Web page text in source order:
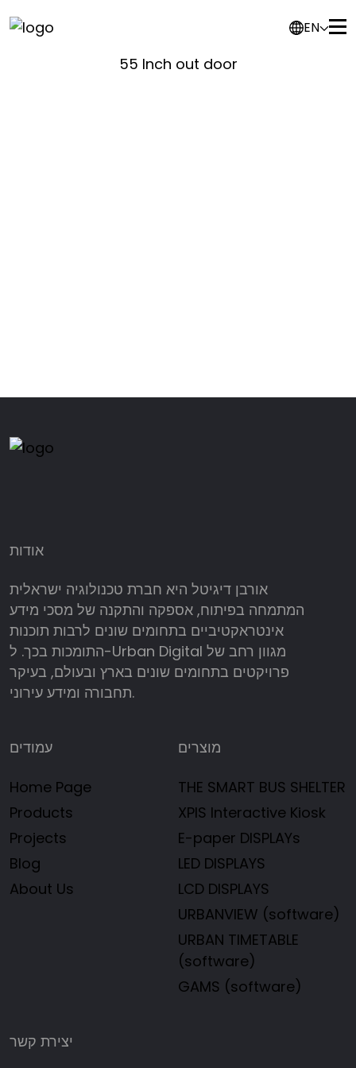
EN
49INCH OUTDOOR INSIDE STATION
55 Inch out door
אודות
אורבן דיגיטל היא חברת טכנולוגיה ישראלית
המתמחה בפיתוח, אספקה והתקנה של מסכי מידע
אינטראקטיביים בתחומים שונים לרבות תוכנות
התומכות בכך. ל-Urban Digital מגוון רחב של
פרויקטים בתחומים שונים בארץ ובעולם, בעיקר
תחבורה ומידע עירוני.
עמודים
Home Page
Products
Projects
Blog
About Us
מוצרים
THE SMART BUS SHELTER
XPIS Interactive Kiosk
E-paper DISPLAYs
LED DISPLAYS
LCD DISPLAYS
URBANVIEW (software)
URBAN TIMETABLE
(software)
GAMS (software)
יצירת קשר